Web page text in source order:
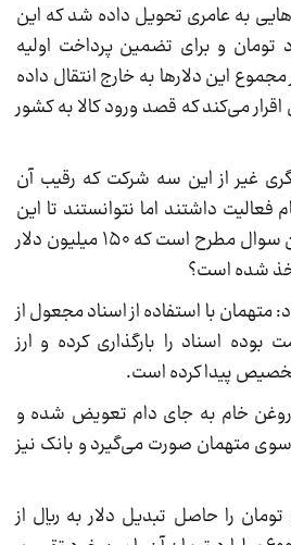
به عامری تحویل داده شد که این
بر ۱۰ میلیارد تومان و برای تضمین پرداخت اولیه
این دلارها به خارج انتقال داده
می‌کند که قصد ورود کالا به کشور
غیر از این سه شرکت که رقیب آن
فعالیت داشتند اما نتوانستند تا این
حد دلار دریافت کنند و این سوال مطرح است که ۱۵۰ میلیون دلار
شده است؟
متهمان با استفاده از اسناد مجعول از
اسناد را بارگذاری کرده و ارز
پیدا کرده است.
روغن خام به جای دام تعویض شده و
متهمان صورت می‌گیرد و بانک نیز
میلیارد تومان را حاصل تبدیل دلار به ریال از